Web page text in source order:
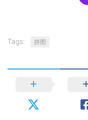
Tags: 拼图